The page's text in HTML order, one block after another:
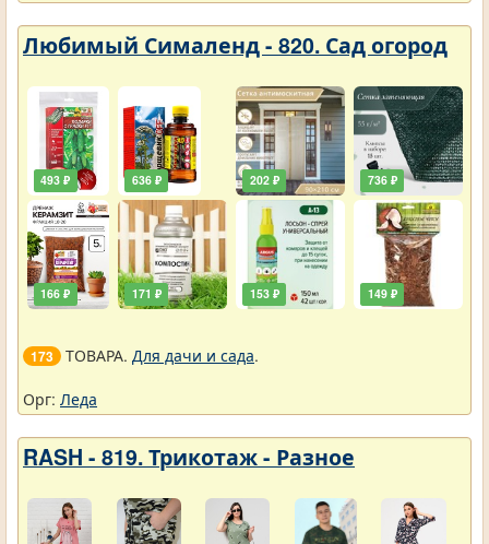
Любимый Сималенд - 820. Сад огород
493 ₽
166 ₽
636 ₽
171 ₽
202 ₽
153 ₽
736 ₽
149 ₽
173 ТОВАРА. Для дачи и сада.
Орг: Леда
RASH - 819. Трикотаж - Разное